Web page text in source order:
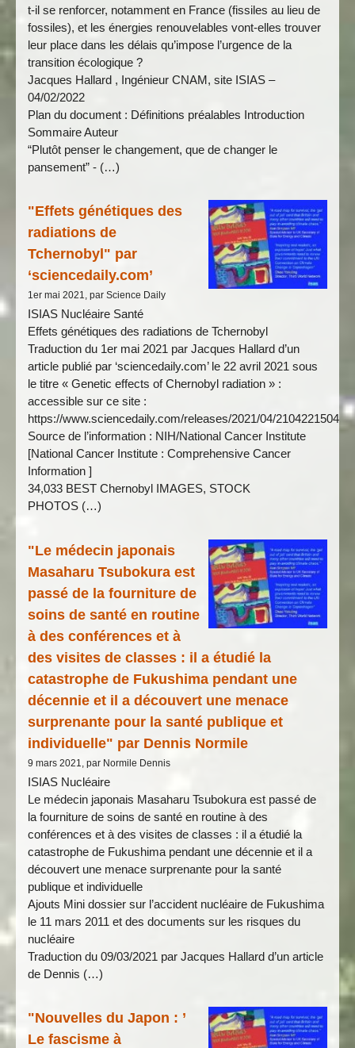
t-il se renforcer, notamment en France (fissiles au lieu de
fossiles), et les énergies renouvelables vont-elles trouver
leur place dans les délais qu’impose l’urgence de la
transition écologique ?
Jacques Hallard , Ingénieur CNAM, site ISIAS –
04/02/2022
Plan du document : Définitions préalables Introduction
Sommaire Auteur
“Plutôt penser le changement, que de changer le
pansement” - (…)
"Effets génétiques des
radiations de
Tchernobyl" par
‘sciencedaily.com’
1er mai 2021, par Science Daily
ISIAS Nucléaire Santé
Effets génétiques des radiations de Tchernobyl
Traduction du 1er mai 2021 par Jacques Hallard d’un
article publié par ‘sciencedaily.com’ le 22 avril 2021 sous
le titre « Genetic effects of Chernobyl radiation » :
accessible sur ce site :
https://www.sciencedaily.com/releases/2021/04/
Source de l’information : NIH/National Cancer Institute
[National Cancer Institute : Comprehensive Cancer
Information ]
34,033 BEST Chernobyl IMAGES, STOCK
PHOTOS (…)
"Le médecin japonais
Masaharu Tsubokura est
passé de la fourniture de
soins de santé en routine
à des conférences et à
des visites de classes : il a étudié la
catastrophe de Fukushima pendant une
décennie et il a découvert une menace
surprenante pour la santé publique et
individuelle" par Dennis Normile
9 mars 2021, par Normile Dennis
ISIAS Nucléaire
Le médecin japonais Masaharu Tsubokura est passé de
la fourniture de soins de santé en routine à des
conférences et à des visites de classes : il a étudié la
catastrophe de Fukushima pendant une décennie et il a
découvert une menace surprenante pour la santé
publique et individuelle
Ajouts Mini dossier sur l’accident nucléaire de Fukushima
le 11 mars 2011 et des documents sur les risques du
nucléaire
Traduction du 09/03/2021 par Jacques Hallard d’un article
de Dennis (…)
"Nouvelles du Japon : ’
Le fascisme à